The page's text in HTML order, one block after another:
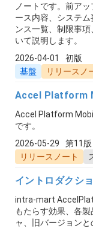
ノートです。前ア
ース内容、システ
ンス一覧、制限事
いて説明します。
2026-04-01
初版
基盤
リリースノ
Accel Platform
Accel Platform
です。
2026-05-29
第11版
リリースノート
イントロダクシ
intra-mart
もたらす効果、各
ャ、旧バージョン